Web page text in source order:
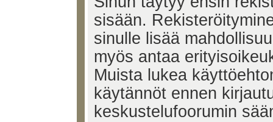
sisään.
sinulle lisää
myös antaa
Muista lukea
käytännöt ennen
keskustelufoorumin